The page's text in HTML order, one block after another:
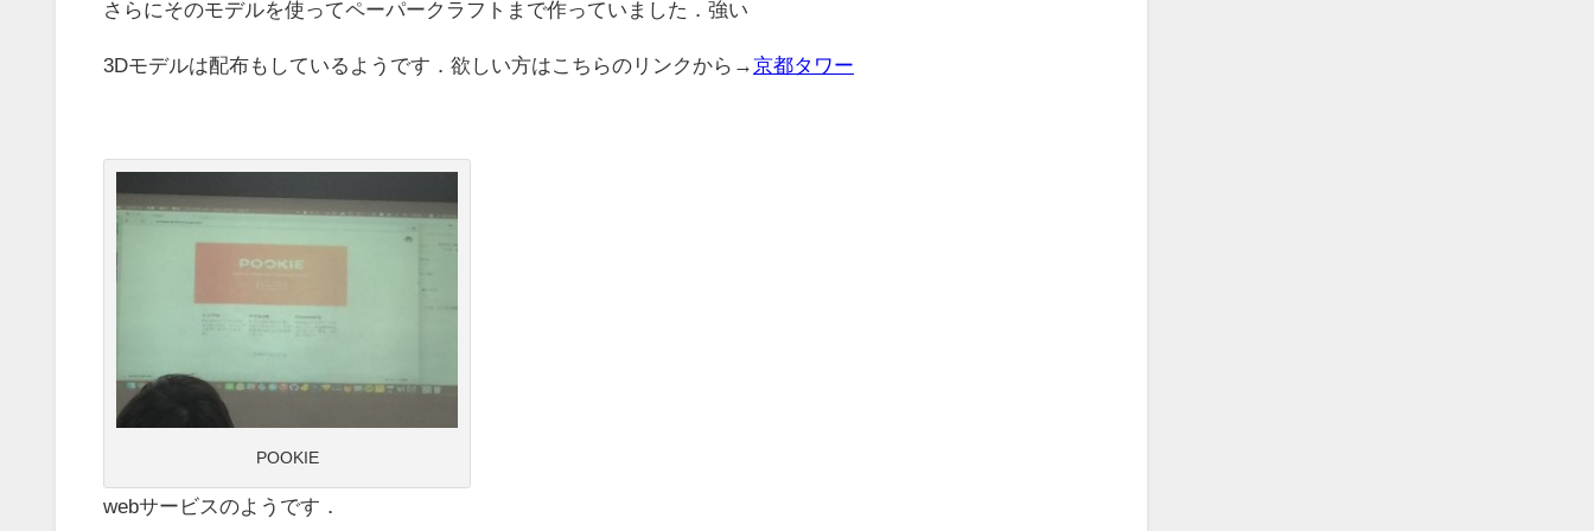
さらにそのモデルを使ってペーパークラフトまで作っていました．強い
3Dモデルは配布もしているようです．欲しい方はこちらのリンクから→京都タワー
POOKIE
webサービスのようです．